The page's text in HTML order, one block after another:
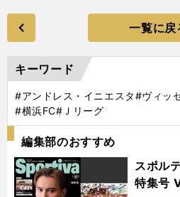
一覧に戻
キーワード
#アンドレス・イニエスタ#ヴィッ
#横浜FC#Ｊリーグ
編集部のおすすめ
スポル
特集号